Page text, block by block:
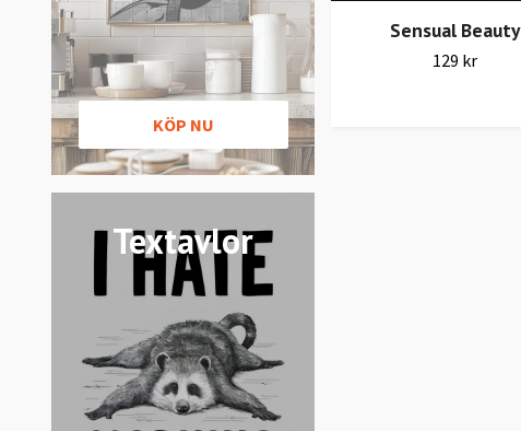
KÖP NU
Textavlor
Sensual Beauty
129 kr